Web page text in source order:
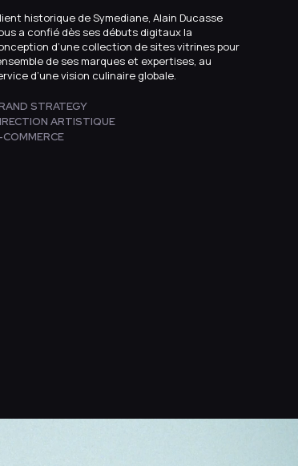
historique de Symediane, Alain Ducasse
a confié dès ses débuts digitaux la
d’une collection de sites vitrines pour
de ses marques et expertises, au
d’une vision culinaire globale.
STRATEGY
ARTISTIQUE